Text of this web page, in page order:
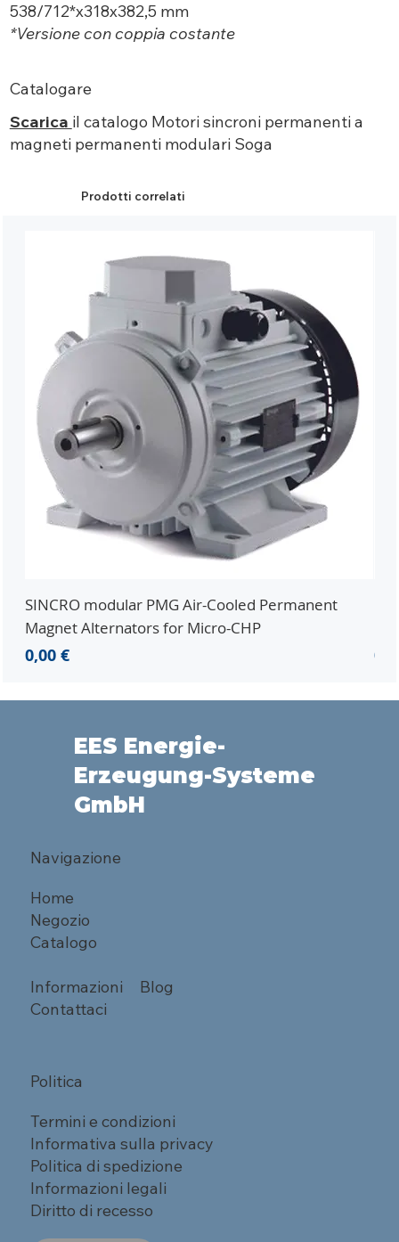
538/712*x318x382,5 mm
*Versione con coppia costante
Catalogare
Scarica il catalogo Motori sincroni permanenti a
magneti permanenti modulari Soga
Prodotti correlati
SINCRO modular PMG Air-Cooled Permanent
Magnet Alternators for Micro-CHP
Prezzo
0,00 €
EES Energie-
Erzeugung-Systeme
GmbH
Navigazione
Home
Negozio
Catalogo
Informazioni
Blog
Contattaci
Politica
Termini e condizioni
Informativa sulla privacy
Politica di spedizione
Informazioni legali
Diritto di recesso